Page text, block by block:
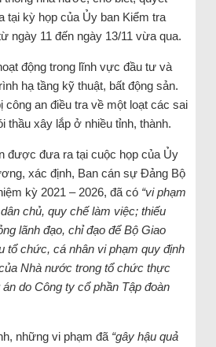
tại kỳ họp của Ủy ban Kiểm tra
ngày 11 đến ngày 13/11 vừa qua.
động trong lĩnh vực đầu tư và
hạ tầng kỹ thuật, bất động sản.
công an điều tra về một loạt các sai
thầu xây lắp ở nhiều tỉnh, thành.
được đưa ra tại cuộc họp của Ủy
xác định, Ban cán sự Đảng Bộ
kỳ 2021 – 2026, đã có “vi phạm
chủ, quy chế làm việc; thiếu
lãnh đạo, chỉ đạo để Bộ Giao
tổ chức, cá nhân vi phạm quy định
Nhà nước trong tổ chức thực
do Công ty cổ phần Tập đoàn
những vi phạm đã “gây hậu quả